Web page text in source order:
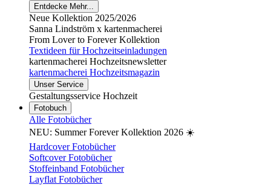
Entdecke Mehr...
Neue Kollektion 2025/2026
Sanna Lindström x kartenmacherei
From Lover to Forever Kollektion
Textideen für Hochzeitseinladungen
kartenmacherei Hochzeitsnewsletter
kartenmacherei Hochzeitsmagazin
Unser Service
Gestaltungsservice Hochzeit
Fotobuch
Alle Fotobücher
NEU: Summer Forever Kollektion 2026 ☀️
Hardcover Fotobücher
Softcover Fotobücher
Stoffeinband Fotobücher
Layflat Fotobücher